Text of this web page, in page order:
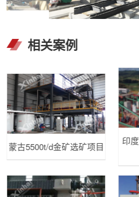
相关案例
蒙古5500t/d金矿选矿项目
印